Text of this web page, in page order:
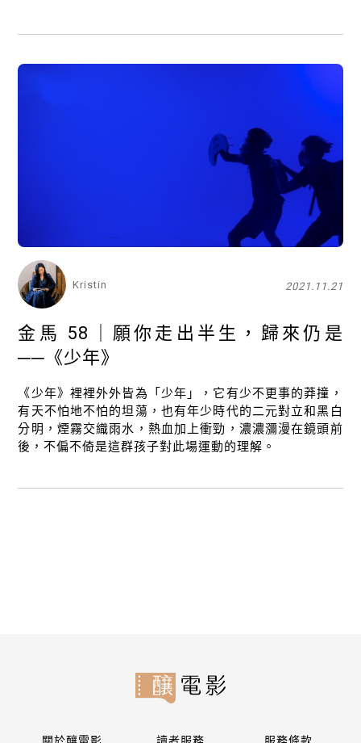
Kristin 2021.11.21
金馬 58｜願你走出半生，歸來仍是
──《少年》
《少年》裡裡外外皆為「少年」，它有少不更事的莽撞，
有天不怕地不怕的坦蕩，也有年少時代的二元對立和黑白
分明，煙霧交織雨水，熱血加上衝勁，濃濃瀰漫在鏡頭前
後，不偏不倚是這群孩子對此場運動的理解。